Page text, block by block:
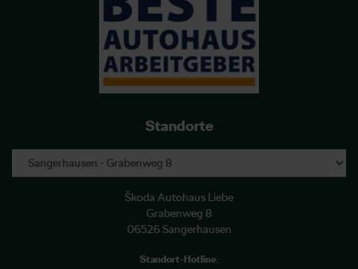
Standorte
Škoda Autohaus Liebe
Grabenweg 8
06526 Sangerhausen
Standort-Hotline: